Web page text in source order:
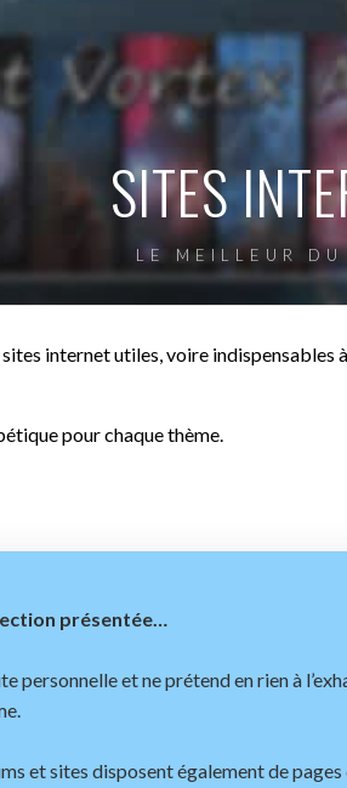
SITES
LE MEILLEUR
internet utiles, voire indispensables
pour chaque thème.
présentée…
personnelle et ne prétend en rien à
et sites disposent également de